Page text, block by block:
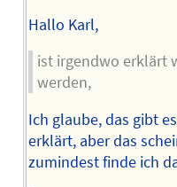
Hallo Karl,
ist irgendwo erklärt
werden,
Ich glaube, das gibt
erklärt, aber das
zumindest finde ich